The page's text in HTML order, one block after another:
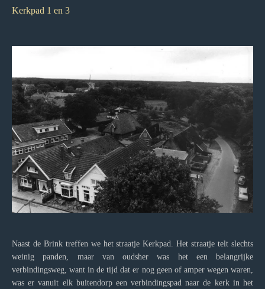
Kerkpad 1 en 3
Naast de Brink treffen we het straatje Kerkpad. Het straatje telt slechts
weinig panden, maar van oudsher was het een belangrijke
verbindingsweg, want in de tijd dat er nog geen of amper wegen waren,
was er vanuit elk buitendorp een verbindingspad naar de kerk in het